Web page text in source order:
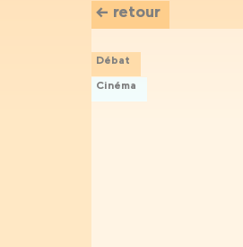
← retour
Débat
Cinéma